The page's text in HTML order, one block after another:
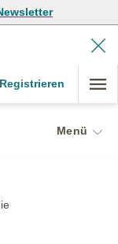
Registrieren
Menü